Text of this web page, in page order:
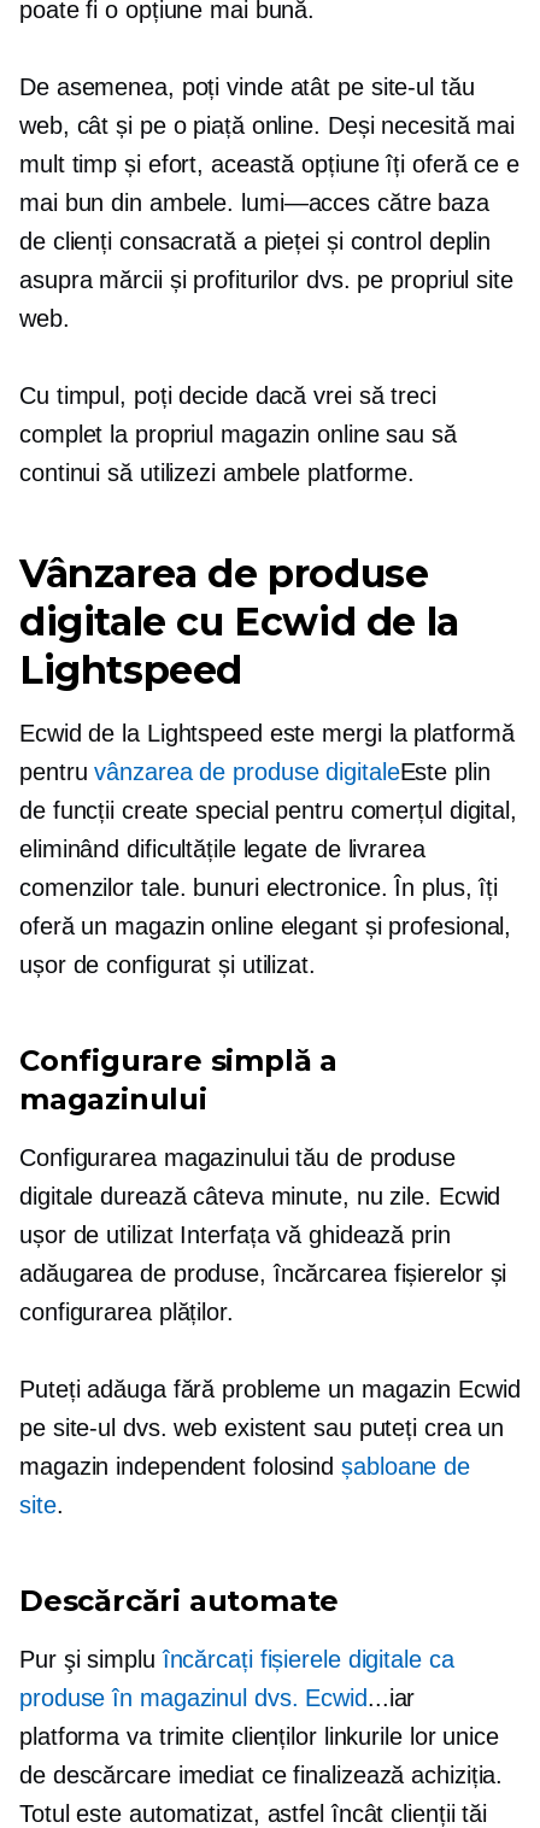
poate fi o opțiune mai bună.
De asemenea, poți vinde atât pe site-ul tău
web, cât și pe o piață online. Deși necesită mai
mult timp și efort, această opțiune îți oferă ce e
mai bun din ambele. lumi—acces către baza
de clienți consacrată a pieței și control deplin
asupra mărcii și profiturilor dvs. pe propriul site
web.
Cu timpul, poți decide dacă vrei să treci
complet la propriul magazin online sau să
continui să utilizezi ambele platforme.
Vânzarea de produse
digitale cu Ecwid de la
Lightspeed
Ecwid de la Lightspeed este mergi laplatformă
pentruvânzarea de produse digitaleEste plin
de funcții create special pentru comerțul digital,
eliminând dificultățile legate de livrarea
comenzilor tale. bunuri electronice. În plus, îți
oferă un magazin online elegant și profesional,
ușor de configurat și utilizat.
Configurare simplă a
magazinului
Configurarea magazinului tău de produse
digitale durează câteva minute, nu zile. Ecwid
ușor de utilizatInterfața vă ghidează prin
adăugarea de produse, încărcarea fișierelor și
configurarea plăților.
Puteți adăuga fără probleme un magazin Ecwid
pe site-ul dvs. web existent sau puteți crea un
magazin independent folosindșabloane de
site.
Descărcări automate
Pur şi simpluîncărcați fișierele digitale ca
produse în magazinul dvs. Ecwid...iar
platforma va trimite clienților linkurile lor unice
de descărcare imediat ce finalizează achiziția.
Totul este automatizat, astfel încât clienții tăi